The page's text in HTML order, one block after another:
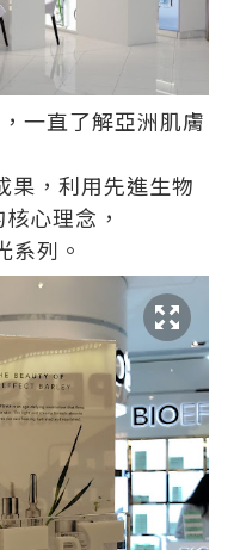
一直了解亞洲肌膚
果，利用先進生物
心理念，
系列。